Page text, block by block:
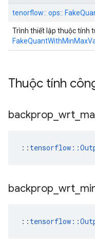
tenorflow:: ops::
Trình thiết lập thuộc tính
Thuộc tính
backprop wrt
::
backprop wrt
::